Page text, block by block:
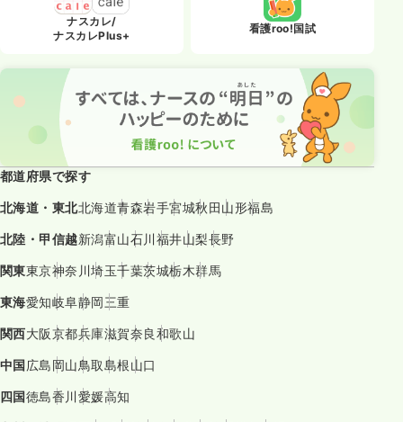
ナスカレ/
ナスカレPlus+
看護roo!国試
都道府県で探す
北海道・東北北海道青森岩手宮城秋田山形福島
北陸・甲信越新潟富山石川福井山梨長野
関東東京神奈川埼玉千葉茨城栃木群馬
東海愛知岐阜静岡三重
関西大阪京都兵庫滋賀奈良和歌山
中国広島岡山鳥取島根山口
四国徳島香川愛媛高知